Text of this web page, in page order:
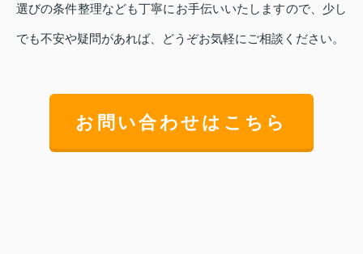
選びの条件整理なども丁寧にお手伝いいたしますので、少し
でも不安や疑問があれば、どうぞお気軽にご相談ください。
お問い合わせはこちら